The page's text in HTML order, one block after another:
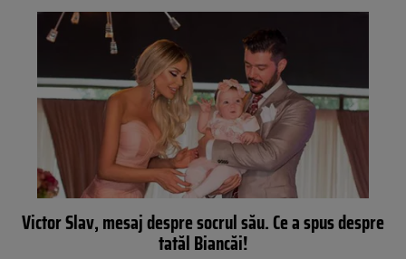
Victor Slav, mesaj despre socrul său. Ce a spus despre
tatăl Biancăi!